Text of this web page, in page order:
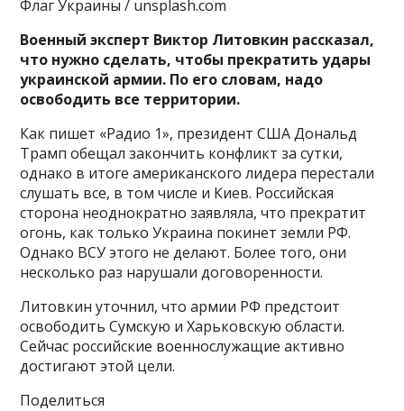
Флаг Украины / unsplash.com
Военный эксперт Виктор Литовкин рассказал,
что нужно сделать, чтобы прекратить удары
украинской армии. По его словам, надо
освободить все территории.
Как пишет «Радио 1», президент США Дональд
Трамп обещал закончить конфликт засутки,
однако в итоге американского лидера перестали
слушать все, в том числе и Киев. Российская
сторона неоднократно заявляла, что прекратит
огонь, как только Украина покинет земли РФ.
Однако ВСУ этого не делают. Более того, они
несколько раз нарушали договоренности.
Литовкин уточнил, что армии РФ предстоит
освободить Сумскую и Харьковскую области.
Сейчас российские военнослужащие активно
достигают этой цели.
Поделиться